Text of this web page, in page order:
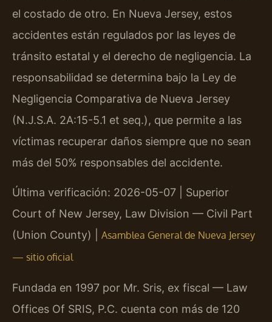
el costado de otro. En Nueva Jersey, estos
accidentes están regulados por las leyes de
tránsito estatal y el derecho de negligencia. La
responsabilidad se determina bajo la Ley de
Negligencia Comparativa de Nueva Jersey
(N.J.S.A. 2A:15-5.1 et seq.), que permite a las
víctimas recuperar daños siempre que no sean
más del 50% responsables del accidente.
Última verificación: 2026-05-07 | Superior
Court of New Jersey, Law Division — Civil Part
(Union County) | Asamblea General de Nueva Jersey
— sitio oficial
Fundada en 1997 por Mr. Sris, ex fiscal — Law
Offices Of SRIS, P.C. cuenta con más de 120